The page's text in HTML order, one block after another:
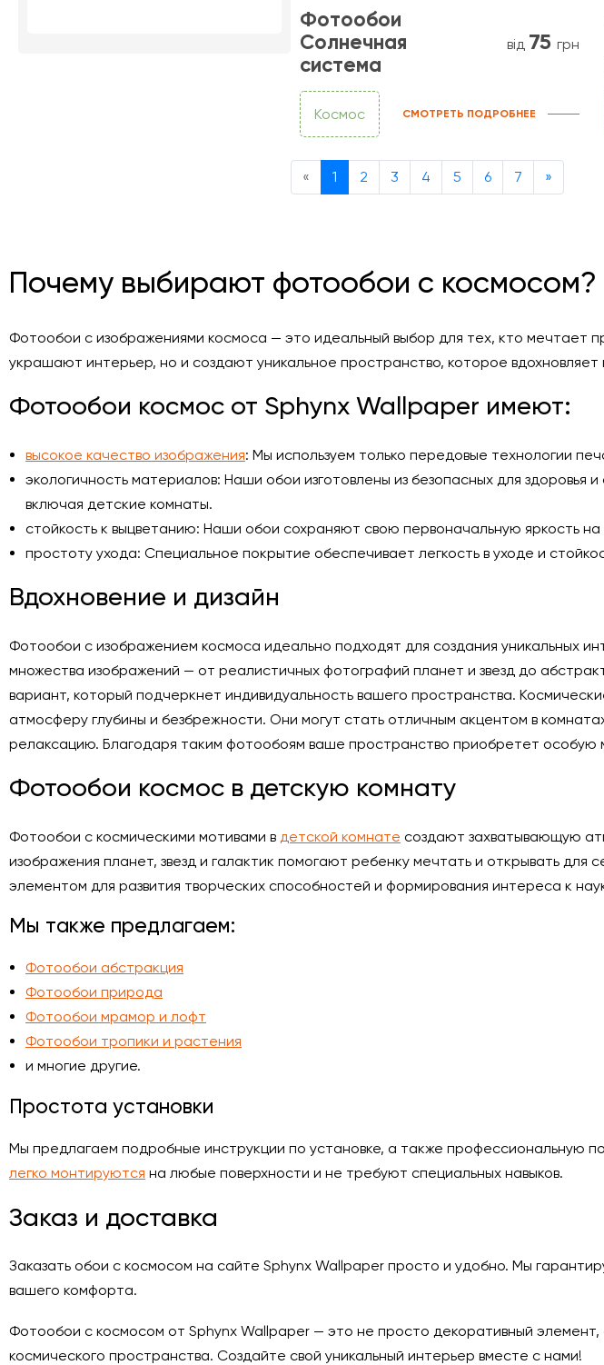
Фотообои
Солнечная
система
від 75 грн
Космос СМОТРЕТЬ ПОДРОБНЕЕ
« Previous
1 2 3 4 5 6 7 »
Почему выбирают фотообои с космосом?
Фотообои с изображениями космоса — это идеальный выбор для тех, кто мечтает
украшают интерьер, но и создают уникальное пространство, которое
Фотообои космос от Sphynx Wallpaper имеют:
высокое качество изображения: Мы используем только передовые технологии
экологичность материалов: Наши обои изготовлены из безопасных для
включая детские комнаты.
стойкость к выцветанию: Наши обои сохраняют свою первоначальную яркость
простоту ухода: Специальное покрытие обеспечивает легкость в уходе и
Вдохновение и дизайн
Фотообои с изображением космоса идеально подходят для создания уникальных
множества изображений — от реалистичных фотографий планет и звезд до
вариант, который подчеркнет индивидуальность вашего пространства.
атмосферу глубины и безбрежности. Они могут стать отличным акцентом в
релаксацию. Благодаря таким фотообоям ваше пространство приобретет особую
Фотообои космос в детскую комнату
Фотообои с космическими мотивами в детской комнате создают захватывающую
изображения планет, звезд и галактик помогают ребенку мечтать и открывать
элементом для развития творческих способностей и формирования интереса к
Мы также предлагаем:
Фотообои абстракция
Фотообои природа
Фотообои мрамор и лофт
Фотообои тропики и растения
и многие другие.
Простота установки
Мы предлагаем подробные инструкции по установке, а также профессиональную
легко монтируются на любые поверхности и не требуют специальных навыков.
Заказ и доставка
Заказать обои с космосом на сайте Sphynx Wallpaper просто и удобно. Мы
вашего комфорта.
Фотообои с космосом от Sphynx Wallpaper — это не просто декоративный
космического пространства. Создайте свой уникальный интерьер вместе с нами!